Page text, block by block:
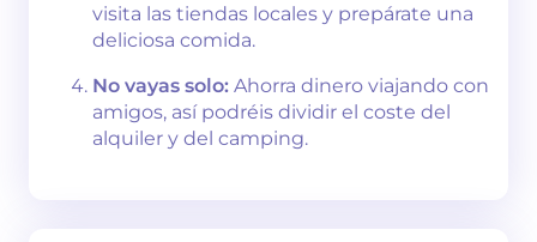
visita las tiendas locales y prepárate una
deliciosa comida.
No vayas solo: Ahorra dinero viajando con
amigos, así podréis dividir el coste del
alquiler y del camping.